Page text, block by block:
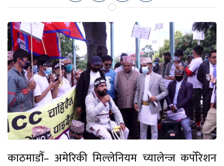
काठमाडौँ– अमेरिकी मिल्लेनियम च्यालेन्ज कर्पोरेशन